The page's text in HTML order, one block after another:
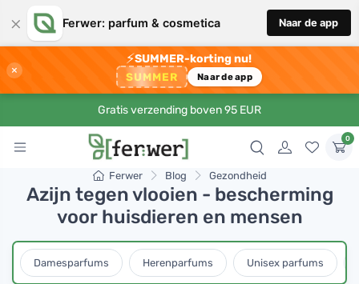
× Ferwer: parfum & cosmetica Naar de app
×
⚡SUMMER-korting nu!
SUMMER Naar de app
Gratis verzending boven 95 EUR
0
Ferwer Blog Gezondheid
Azijn tegen vlooien - bescherming
voor huisdieren en mensen
Damesparfums Herenparfums Unisex parfums